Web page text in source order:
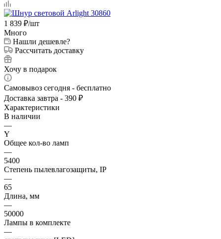
1 839 ₽/шт
Много
Нашли дешевле?
Рассчитать доставку
Хочу в подарок
Самовывоз сегодня - бесплатно
Доставка завтра - 390 ₽
Характеристики
В наличии
—
Y
Общее кол-во ламп
—
5400
Степень пылевлагозащиты, IP
—
65
Длина, мм
—
50000
Лампы в комплекте
—